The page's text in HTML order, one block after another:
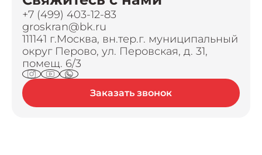
+7 (499) 403-12-83
groskran@bk.ru
111141 г.Москва, вн.тер.г. муниципальный
округ Перово, ул. Перовская, д. 31,
помещ. 6/3
Заказать звонок